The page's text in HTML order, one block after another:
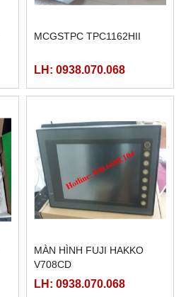
MCGSTPC TPC1162HII
LH: 0938.070.068
MÀN HÌNH FUJI HAKKO
V708CD
LH: 0938.070.068